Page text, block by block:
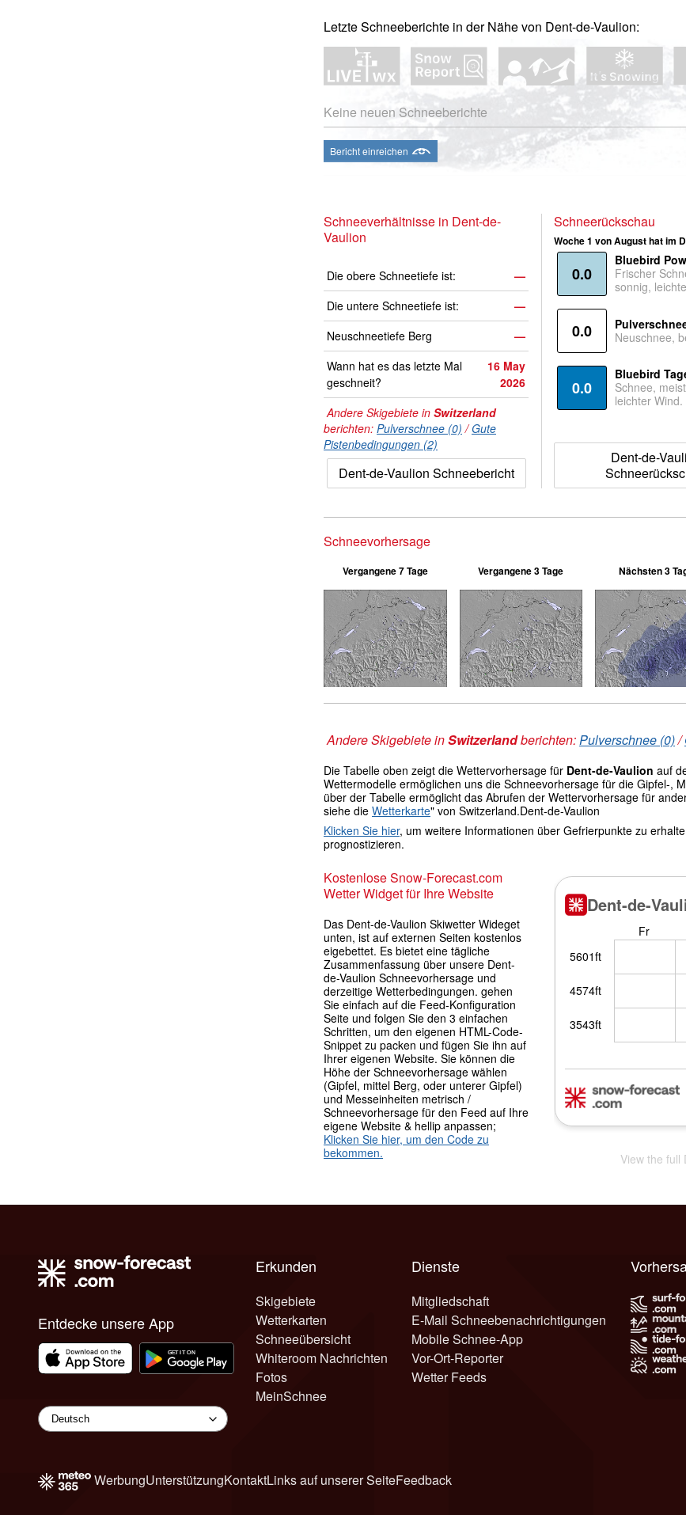
Letzte Schneeberichte in der Nähe von Dent-de-Vaulion:
Keine neuen Schneeberichte
Bericht einreichen
Schneeverhältnisse in Dent-de-
Vaulion
Die obere Schneetiefe ist:
—
Die untere Schneetiefe ist:
—
Neuschneetiefe Berg
—
Wann hat es das letzte Mal
geschneit?
16 May
2026
Andere Skigebiete in Switzerland
berichten: Pulverschnee (0) /Gute
Pistenbedingungen (2)
Dent-de-Vaulion Schneebericht
Schneerückschau
Woche 1 von August hat im
0.0
Bluebird
Frischer
sonnig,
0.0
Neuschnee,
0.0
Bluebird
Schnee,
leichter Wind.
Dent-de-
Schneevorhersage
Vergangene 7 Tage Vergangene 3 Tage Nächsten 3
Andere Skigebiete inSwitzerlandberichten:Pulverschnee (0)/
Die Tabelle oben zeigt die Wettervorhersage für Dent-de-Vaulion auf
Wettermodelle ermöglichen uns die Schneevorhersage für die Gipfel-,
über der Tabelle ermöglicht das Abrufen der Wettervorhersage für
siehe die Wetterkarte" von Switzerland.Dent-de-Vaulion
Klicken Sie hier, um weitere Informationen über Gefrierpunkte zu
prognostizieren.
Kostenlose Snow-Forecast.com
Wetter Widget für Ihre Website
Das Dent-de-Vaulion Skiwetter Wideget
unten, ist auf externen Seiten kostenlos
eigebettet. Es bietet eine tägliche
Zusammenfassung über unsere Dent-
de-Vaulion Schneevorhersage und
derzeitige Wetterbedingungen. gehen
Sie einfach auf die Feed-Konfiguration
Seite und folgen Sie den 3 einfachen
Schritten, um den eigenen HTML-Code-
Snippet zu packen und fügen Sie ihn auf
Ihrer eigenen Website. Sie können die
Höhe der Schneevorhersage wählen
(Gipfel, mittel Berg, oder unterer Gipfel)
und Messeinheiten metrisch /
Schneevorhersage für den Feed auf Ihre
eigene Website & hellip anpassen;
Klicken Sie hier, um den Code zu
bekommen.
View the full
Entdecke unsere App
Erkunden
Skigebiete
Wetterkarten
Schneeübersicht
Whiteroom Nachrichten
Fotos
MeinSchnee
Dienste
Mitgliedschaft
E-Mail Schneebenachrichtigungen
Mobile Schnee-App
Vor-Ort-Reporter
Wetter Feeds
WerbungUnterstützungKontaktLinks auf unserer SeiteFeedback